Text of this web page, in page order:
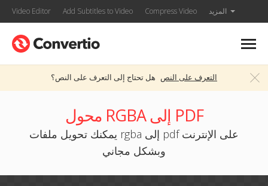
Video Editor Add Subtitles to Video Compress Video المزيد
هل تحتاج إلى التعرف على النص؟ التعرف على النص
محول RGBA إلى PDF
يمكنك تحويل ملفات rgba إلى pdf على الإنترنت
وبشكل مجاني